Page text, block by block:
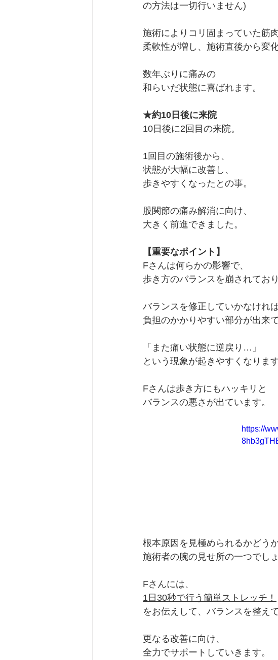
の方法は一切行いません)
施術によりコリ固まっていた筋
柔軟性が増し、施術直後から変化
数年ぶりに痛みの
和らいだ状態に喜ばれます。
★約10日後に来院
10日後に2回目の来院。
1回目の施術後から、
状態が大幅に改善し、
歩きやすくなったとの事。
股関節の痛み解消に向け、
大きく前進できました。
【重要なポイント】
Fさんは何らかの影響で、
歩き方のバランスを崩されており
バランスを修正していかなければ
負担のかかりやすい部分が出来
「また痛い状態に逆戻り…」
という現象が起きやすくなります
Fさんは歩き方にもハッキリと
バランスの悪さが出ています。
https://
根本原因を見極められるかどうか
施術者の腕の見せ所の一つでしょ
Fさんには、
1日30秒で行う簡単ストレッチ！
をお伝えして、バランスを整え
更なる改善に向け、
全力でサポートしていきます。